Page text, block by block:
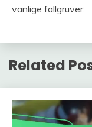
vanlige fallgruver.
Related